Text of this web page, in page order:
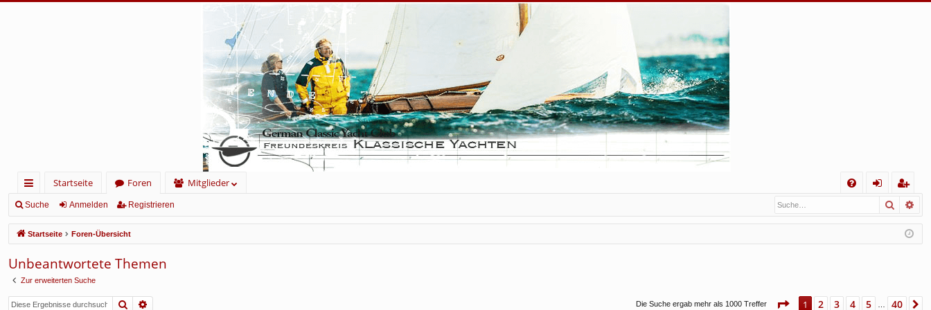
ch
ne
llz
ug
Startseite Foren
Mitglieder
Q
m
el
eg
ist
rie
Suche Anmelden Registrieren Suche
Startseite Foren-Übersicht
Unbeantwortete Themen
Zur erweiterten Suche
Suche Die Suche ergab mehr als 1000 Treffer Seite 1von 40
1 2 3 4 5 … 40